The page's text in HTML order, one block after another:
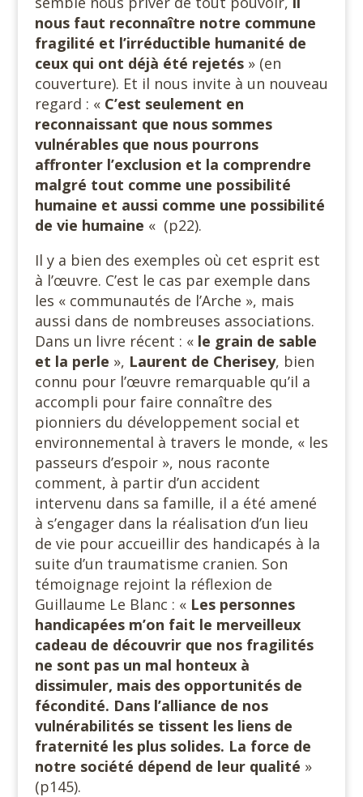
nous faut reconnaître notre commune
fragilité et l’irréductible humanité de
ceux qui ont déjà été rejetés » (en
couverture). Et il nous invite à un nouveau
regard : « C’est seulement en
reconnaissant que nous sommes
vulnérables que nous pourrons
affronter l’exclusion et la comprendre
malgré tout comme une possibilité
humaine et aussi comme une possibilité
de vie humaine « (p22).
Il y a bien des exemples où cet esprit est
à l’œuvre. C’est le cas par exemple dans
les « communautés de l’Arche », mais
aussi dans de nombreuses associations.
Dans un livre récent : « le grain de sable
et la perle », Laurent de Cherisey, bien
connu pour l’œuvre remarquable qu’il a
accompli pour faire connaître des
pionniers du développement social et
environnemental à travers le monde, « les
passeurs d’espoir », nous raconte
comment, à partir d’un accident
intervenu dans sa famille, il a été amené
à s’engager dans la réalisation d’un lieu
de vie pour accueillir des handicapés à la
suite d’un traumatisme cranien. Son
témoignage rejoint la réflexion de
Guillaume Le Blanc : « Les personnes
handicapées m’on fait le merveilleux
cadeau de découvrir que nos fragilités
ne sont pas un mal honteux à
dissimuler, mais des opportunités de
fécondité. Dans l’alliance de nos
vulnérabilités se tissent les liens de
fraternité les plus solides. La force de
notre société dépend de leur qualité »
(p145).